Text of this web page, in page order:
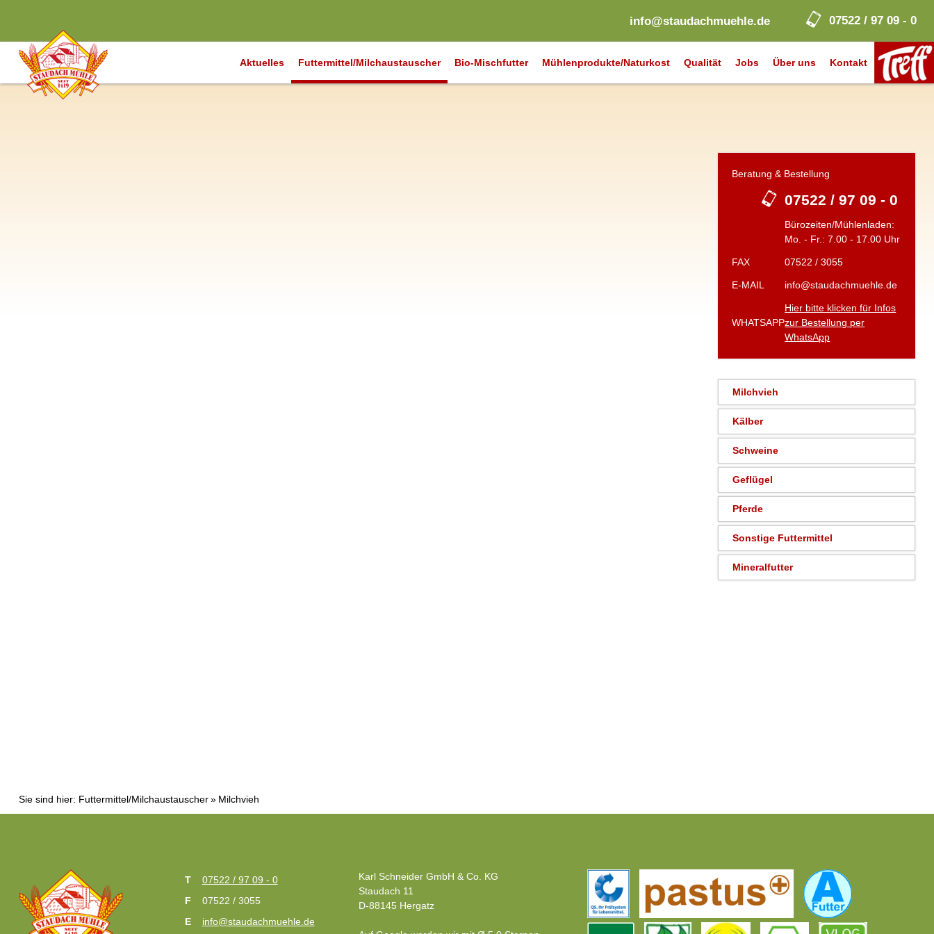
info@staudachmuehle.de 07522 / 97 09 - 0
Aktuelles Futtermittel/Milchaustauscher Bio-Mischfutter Mühlenprodukte/Naturkost Qualität Jobs Über uns Kontakt
Beratung & Bestellung
07522 / 97 09 - 0
Bürozeiten/Mühlenladen:
Mo. - Fr.: 7.00 - 17.00 Uhr
FAX 07522 / 3055
E-MAIL info@staudachmuehle.de
WHATSAPP
Hier bitte klicken für Infos
zur Bestellung per
WhatsApp
Milchvieh
Kälber
Schweine
Geflügel
Pferde
Sonstige Futtermittel
Mineralfutter
Sie sind hier: Futtermittel/Milchaustauscher Milchvieh
07522 / 97 09 - 0
07522 / 3055
info@staudachmuehle.de
Karl Schneider GmbH & Co. KG
Staudach 11
D-88145 Hergatz